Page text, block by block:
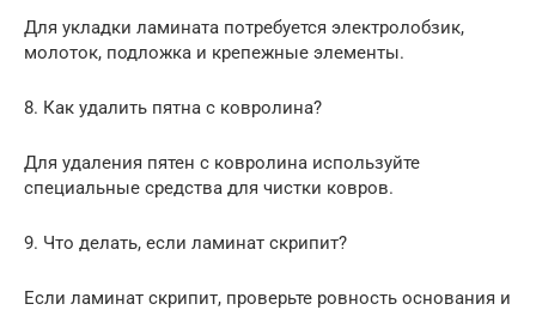
Для укладки ламината потребуется электролобзик,
молоток, подложка и крепежные элементы.
8. Как удалить пятна с ковролина?
Для удаления пятен с ковролина используйте
специальные средства для чистки ковров.
9. Что делать, если ламинат скрипит?
Если ламинат скрипит, проверьте ровность основания и